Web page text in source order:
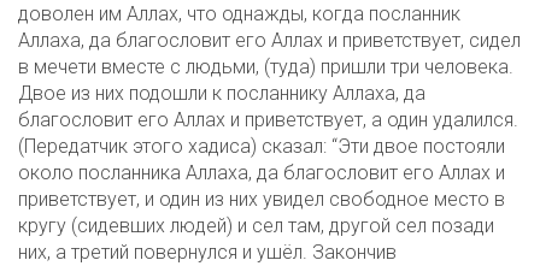
доволен им Аллах, что однажды, когда посланник
Аллаха, да благословит его Аллах и приветствует, сидел
в мечети вместе с людьми, (туда) пришли три человека.
Двое из них подошли к посланнику Аллаха, да
благословит его Аллах и приветствует, а один удалился.
(Передатчик этого хадиса) сказал: “Эти двое постояли
около посланника Аллаха, да благословит его Аллах и
приветствует, и один из них увидел свободное место в
кругу (сидевших людей) и сел там, другой сел позади
них, а третий повернулся и ушёл. Закончив